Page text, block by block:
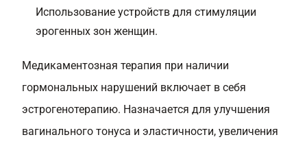
Использование устройств для стимуляции
эрогенных зон женщин.
Медикаментозная терапия при наличии
гормональных нарушений включает в себя
эстрогенотерапию. Назначается для улучшения
вагинального тонуса и эластичности, увеличения